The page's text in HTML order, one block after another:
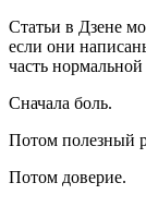
Статьи в Дзене
если они
часть
Сначала боль.
Потом полезный
Потом доверие.